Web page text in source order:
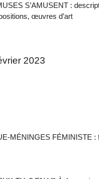
S’AMUSENT :
œuvres d’art
2023
MÉNINGES FÉMINISTE :